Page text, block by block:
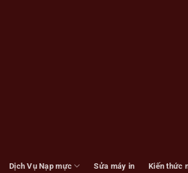
Dịch Vụ Nạp mực Sửa máy in Kiến thức